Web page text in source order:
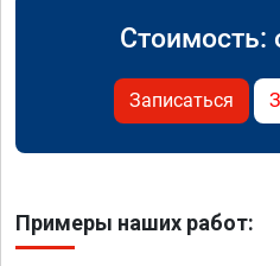
Стоимость:
Записаться
Примеры наших работ: